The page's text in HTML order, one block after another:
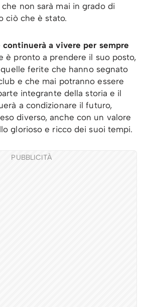
non sarà mai in grado di
ciò che è stato.
continuerà a vivere per sempre
è pronto a prendere il suo posto,
ferite che hanno segnato
e che mai potranno essere
integrante della storia e il
a condizionare il futuro,
diverso, anche con un valore
glorioso e ricco dei suoi tempi.
PUBBLICITÀ